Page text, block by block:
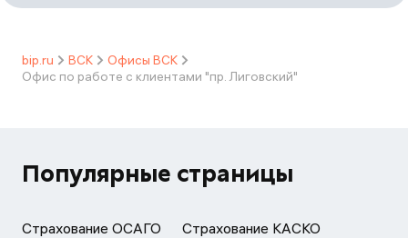
bip.ru ВСК
Офисы ВСК
Офис по работе с клиентами "пр. Лиговский"
Популярные страницы
Страхование ОСАГО Страхование КАСКО